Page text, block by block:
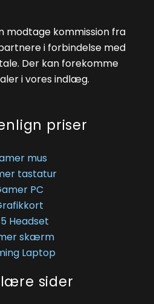
modtage kommission fra
i forbindelse med
Der kan forekomme
i vores indlæg.
priser
mus
tastatur
PC
Headset
skærm
Laptop
sider